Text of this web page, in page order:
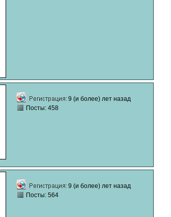
9 (и более) лет назад
Посты: 458
9 (и более) лет назад
Посты: 564